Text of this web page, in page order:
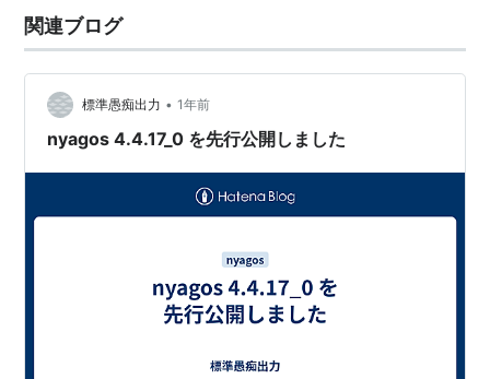
関連ブログ
標準愚痴出力 • 1年前
nyagos 4.4.17_0 を先行公開しました